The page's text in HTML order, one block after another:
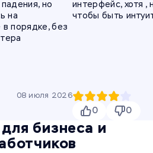
но
на
порядке, без
08 июля 2026
интерфейс, хотя ,
чтобы быть
0 0
бизнеса и